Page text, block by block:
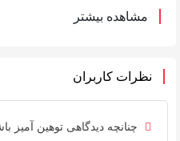
مشاهده بیشتر
نظرات کاربران
چنانچه دیدگاهی توهین آمیز